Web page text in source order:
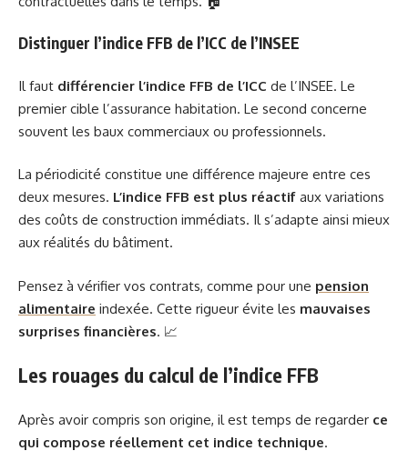
Distinguer l’indice FFB de l’ICC de l’INSEE
Il faut différencier l’indice FFB de l’ICC de l’INSEE. Le
premier cible l’assurance habitation. Le second concerne
souvent les baux commerciaux ou professionnels.
La périodicité constitue une différence majeure entre ces
deux mesures. L’indice FFB est plus réactif aux variations
des coûts de construction immédiats. Il s’adapte ainsi mieux
aux réalités du bâtiment.
Pensez à vérifier vos contrats, comme pour une pension
alimentaire indexée. Cette rigueur évite les mauvaises
surprises financières. 📈
Les rouages du calcul de l’indice FFB
Après avoir compris son origine, il est temps de regarder ce
qui compose réellement cet indice technique.